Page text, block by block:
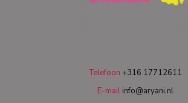
Telefoon +316 17712611
E-mail info@aryani.nl